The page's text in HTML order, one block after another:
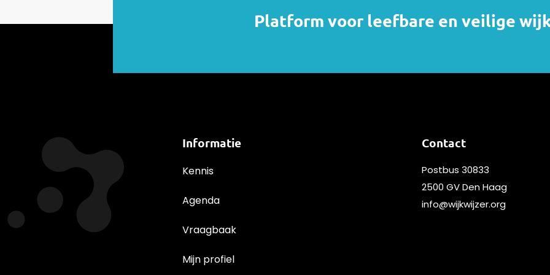
Platform voor leefbare en veilige
Informatie
Kennis
Agenda
Vraagbaak
Mijn profiel
Contact
Postbus 30833
2500 GV Den Haag
info@wijkwijzer.org